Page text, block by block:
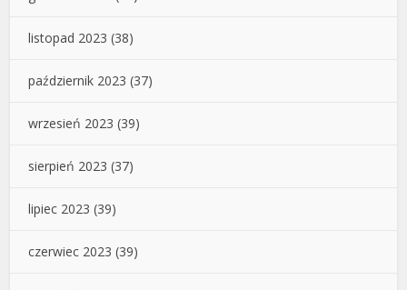
listopad 2023 (38)
październik 2023 (37)
wrzesień 2023 (39)
sierpień 2023 (37)
lipiec 2023 (39)
czerwiec 2023 (39)